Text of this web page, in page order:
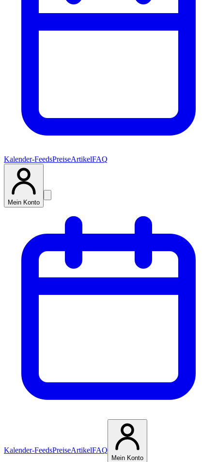
Kalender-FeedsPreiseArtikelFAQ
Mein Konto
Kalender-FeedsPreiseArtikelFAQ
Mein Konto